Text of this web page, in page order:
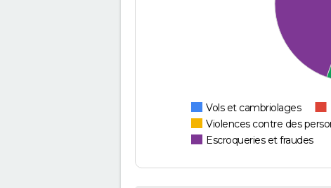
Vols et cambriolages
Violences contre des
Escroqueries et fraudes